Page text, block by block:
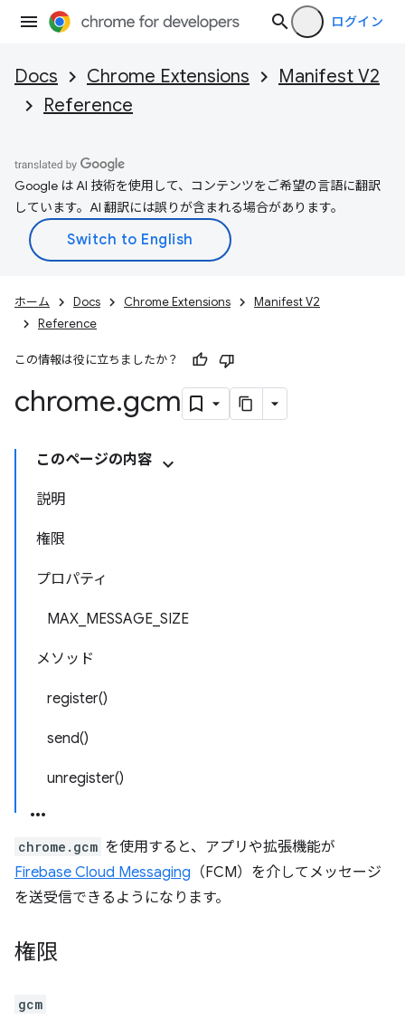
ログイン
Docs Chrome Extensions
Manifest V2
Reference
Google は AI 技術を使用して、コンテンツをご希望の言語に翻訳
しています。AI 翻訳には誤りが含まれる場合があります。
ホーム Docs Chrome Extensions
Manifest V2
Reference
この情報は役に立ちましたか？
chrome.gcm
このページの内容
説明
権限
プロパティ
MAX_MESSAGE_SIZE
メソッド
register()
send()
unregister()
chrome.gcm を使用すると、アプリや拡張機能が
Firebase Cloud Messaging （FCM）を介してメッセージ
を送受信できるようになります。
権限
gcm